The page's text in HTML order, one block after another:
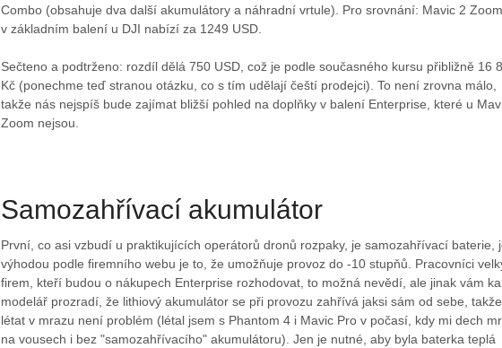
Combo (obsahuje dva další akumulátory a náhradní vrtule). Pro srovnání: Mavic 2
v základním balení u DJI nabízí za 1249 USD.
Sečteno a podtrženo: rozdíl dělá 750 USD, což je podle současného kursu přibližně 16
Kč (ponechme teď stranou otázku, co s tím udělají čeští prodejci). To není zrovna málo,
takže nás nejspíš bude zajímat bližší pohled na doplňky v balení Enterprise, které u
Zoom nejsou.
Samozahřívací akumulátor
První, co asi vzbudí u praktikujících operátorů dronů rozpaky, je samozahřívací baterie,
výhodou podle firemního webu je to, že umožňuje provoz do -10 stupňů. Pracovníci
firem, kteří budou o nákupech Enterprise rozhodovat, to možná nevědí, ale jinak vám
modelář prozradí, že lithiový akumulátor se při provozu zahřívá jaksi sám od sebe, takže
létat v mrazu není problém (létal jsem s Phantom 4 i Mavic Pro v počasí, kdy mi dech
na vousech i bez "samozahřívacího" akumulátoru). Jen je nutné, aby byla baterka teplá